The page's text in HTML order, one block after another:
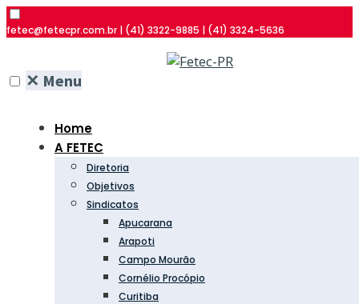
fetec@fetecpr.com.br | (41) 3322-9885 | (41) 3324-5636
✕ Menu
Home
A FETEC
Diretoria
Objetivos
Sindicatos
Apucarana
Arapoti
Campo Mourão
Cornélio Procópio
Curitiba